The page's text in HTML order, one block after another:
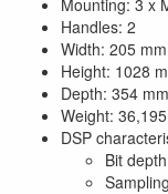
Mounting: 3 x
Handles: 2
Width: 205 mm
Height: 1028
Depth: 354 mm
Weight:
DSP
Bit